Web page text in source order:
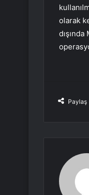
olarak
Paylaş